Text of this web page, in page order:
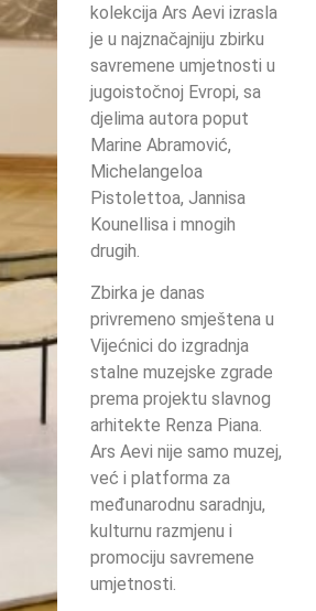
kolekcija Ars Aevi izrasla
je u najznačajniju zbirku
savremene umjetnosti u
jugoistočnoj Evropi, sa
djelima autora poput
Marine Abramović,
Michelangeloa
Pistolettoa, Jannisa
Kounellisa i mnogih
drugih.
Zbirka je danas
privremeno smještena u
Vijećnici do izgradnja
stalne muzejske zgrade
prema projektu slavnog
arhitekte Renza Piana.
Ars Aevi nije samo muzej,
već i platforma za
međunarodnu saradnju,
kulturnu razmjenu i
promociju savremene
umjetnosti.